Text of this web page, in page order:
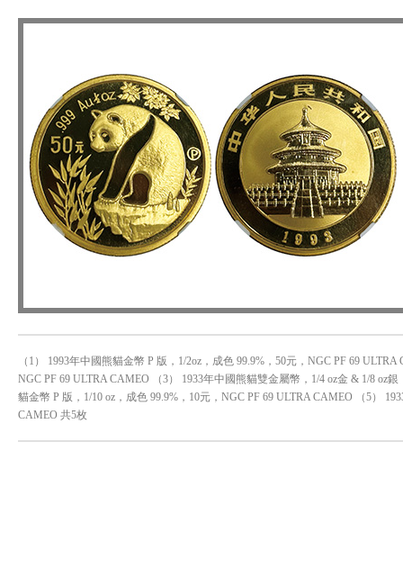
（1） 1993年中國熊貓金幣 P 版，1/2oz，成色 99.9%，50元，NGC PF 69
NGC PF 69 ULTRA CAMEO （3） 1933年中國熊貓雙金屬幣，1/4 oz金 & 1/8 oz
貓金幣 P 版，1/10 oz，成色 99.9%，10元，NGC PF 69 ULTRA CAMEO （5）
CAMEO 共5枚